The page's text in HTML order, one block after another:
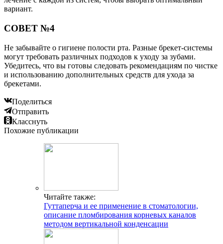
вариант.
СОВЕТ №4
Не забывайте о гигиене полости рта. Разные брекет-системы
могут требовать различных подходов к уходу за зубами.
Убедитесь, что вы готовы следовать рекомендациям по чистке
и использованию дополнительных средств для ухода за
брекетами.
Поделиться
Отправить
Класснуть
Похожие публикации
Читайте также:
Гуттаперча и ее применение в стоматологии,
описание пломбирования корневых каналов
методом вертикальной конденсации